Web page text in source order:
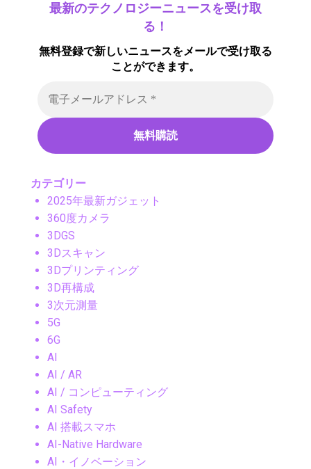
最新のテクノロジーニュースを受け取
る！
無料登録で新しいニュースをメールで受け取る
ことができます。
カテゴリー
2025年最新ガジェット
360度カメラ
3DGS
3Dスキャン
3Dプリンティング
3D再構成
3次元測量
5G
6G
AI
AI / AR
AI / コンピューティング
AI Safety
AI 搭載スマホ
AI-Native Hardware
AI・イノベーション